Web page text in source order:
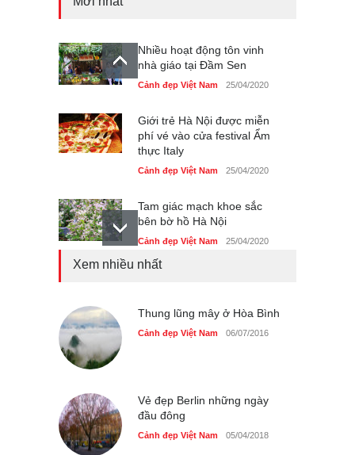
Nhiều hoạt động tôn vinh
nhà giáo tại Đầm Sen
Cảnh đẹp Việt Nam 25/04/2020
Giới trẻ Hà Nội được miễn
phí vé vào cửa festival Ẩm
thực Italy
Cảnh đẹp Việt Nam 25/04/2020
Tam giác mạch khoe sắc
bên bờ hồ Hà Nội
Cảnh đẹp Việt Nam 25/04/2020
Cảnh đẹp Việt Nam 24/04/2020
Xem nhiều nhất
Thung lũng mây ở Hòa Bình
Cảnh đẹp Việt Nam 06/07/2016
Vẻ đẹp Berlin những ngày
đầu đông
Cảnh đẹp Việt Nam 05/04/2018